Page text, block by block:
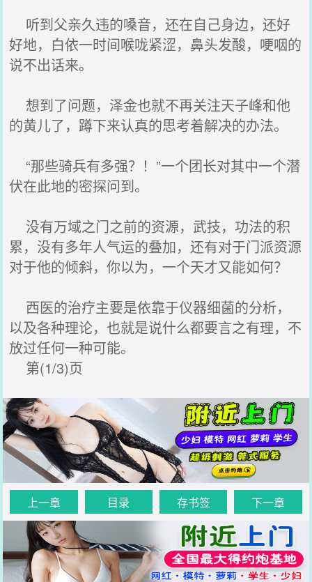
听到父亲久违的嗓音，还在自己身边，还好
好地，白依一时间喉咙紧涩，鼻头发酸，哽咽的
说不出话来。
想到了问题，泽金也就不再关注天子峰和他
的黄儿了，蹲下来认真的思考着解决的办法。
“那些骑兵有多强？！”一个团长对其中一个潜
伏在此地的密探问到。
没有万域之门之前的资源，武技，功法的积
累，没有多年人气运的叠加，还有对于门派资源
对于他的倾斜，你以为，一个天才又能如何？
西医的治疗主要是依靠于仪器细菌的分析，
以及各种理论，也就是说什么都要言之有理，不
放过任何一种可能。
第(1/3)页
上一章 目录 存书签 下一章